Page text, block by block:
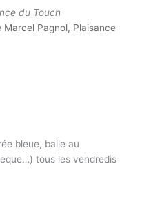
du Touch
Pagnol, Plaisance
bleue, balle au
tous les vendredis